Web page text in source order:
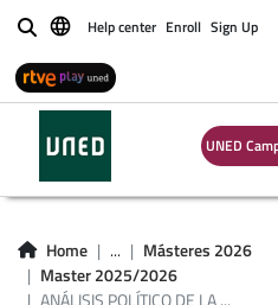
BuscarHelp center Enroll Sign Up
UNED
Home ...
Másteres 2026
Master 2025/2026
ANÁLISIS
DE LA
DE LOS
(PLAN DE